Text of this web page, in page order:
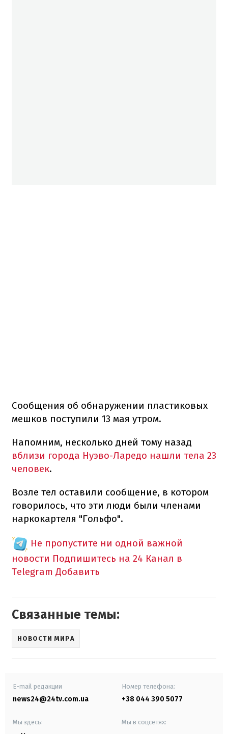
Сообщения об обнаружении пластиковых
мешков поступили 13 мая утром.
Напомним, несколько дней тому назад
вблизи города Нуэво-Ларедо нашли тела 23
человек.
Возле тел оставили сообщение, в котором
говорилось, что эти люди были членами
наркокартеля "Гольфо".
Не пропустите ни одной важной
новости Подпишитесь на 24 Канал в
Telegram Добавить
Связанные темы:
НОВОСТИ МИРА
E-mail редакции
news24@24tv.com.ua
Номер телефона:
+38 044 390 5077
Мы здесь: Мы в соцсетях: